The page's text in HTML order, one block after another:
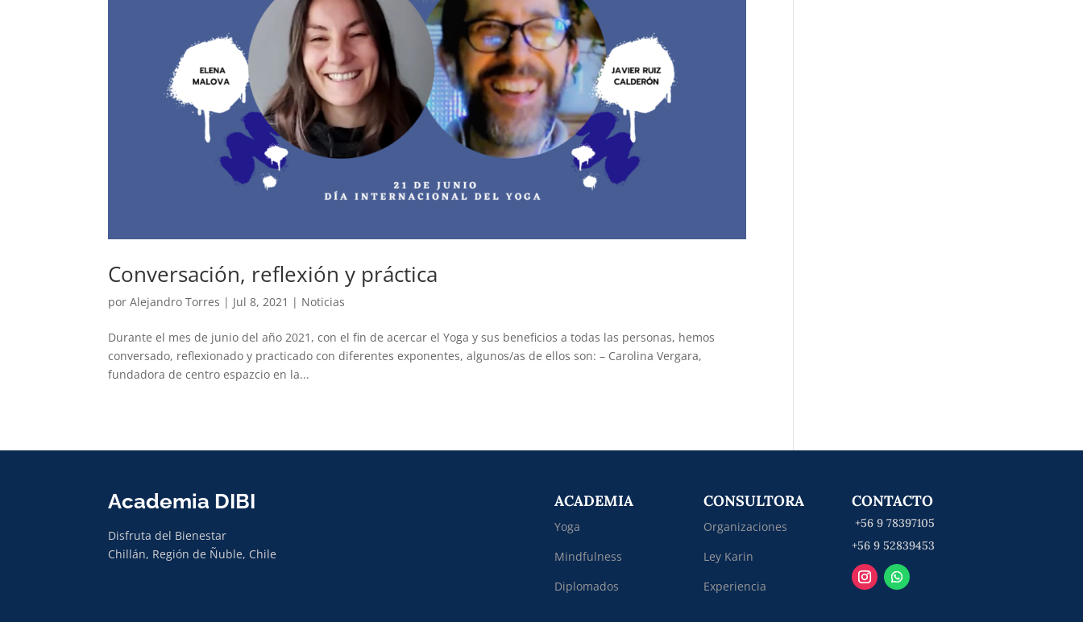
Conversación, reflexión y práctica
porAlejandro Torres | Jul 8, 2021 | Noticias
Durante el mes de junio del año 2021, con el fin de acercar el Yoga y sus beneficios a todas las personas, hemos
conversado, reflexionado y practicado con diferentes exponentes, algunos/as de ellos son: – Carolina Vergara,
fundadora de centro espazcio en la...
Academia DIBI
Disfruta del Bienestar
Chillán, Región de Ñuble, Chile
ACADEMIA
Yoga
Mindfulness
Diplomados
CONSULTORA
Organizaciones
Ley Karin
Experiencia
CONTACTO
+56 9 78397105
+56 9 52839453